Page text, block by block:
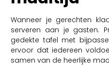
Wanneer je gerechten
serveren aan je gasten.
gedekte tafel met
ervoor dat iedereen
samen van de heerlijke